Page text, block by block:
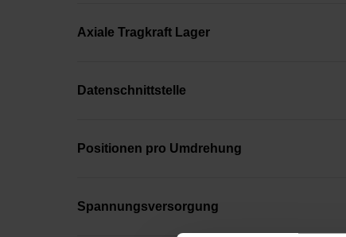
Axiale Tragkraft Lager
Datenschnittstelle
Positionen pro Umdrehung
Spannungsversorgung